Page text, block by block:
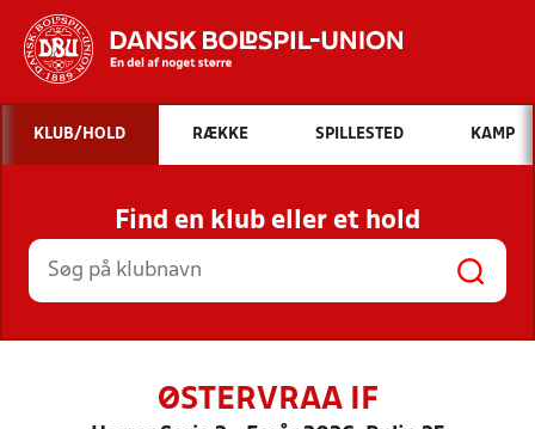
Hvad vil du søge efter?
INDHOLD OG NYHEDER
STILLINGER, RESULTATER, KLUBBER OG
HOLD
KLUB/HOLD RÆKKE SPILLESTED KAMP
Find en klub eller et hold
ØSTERVRAA IF